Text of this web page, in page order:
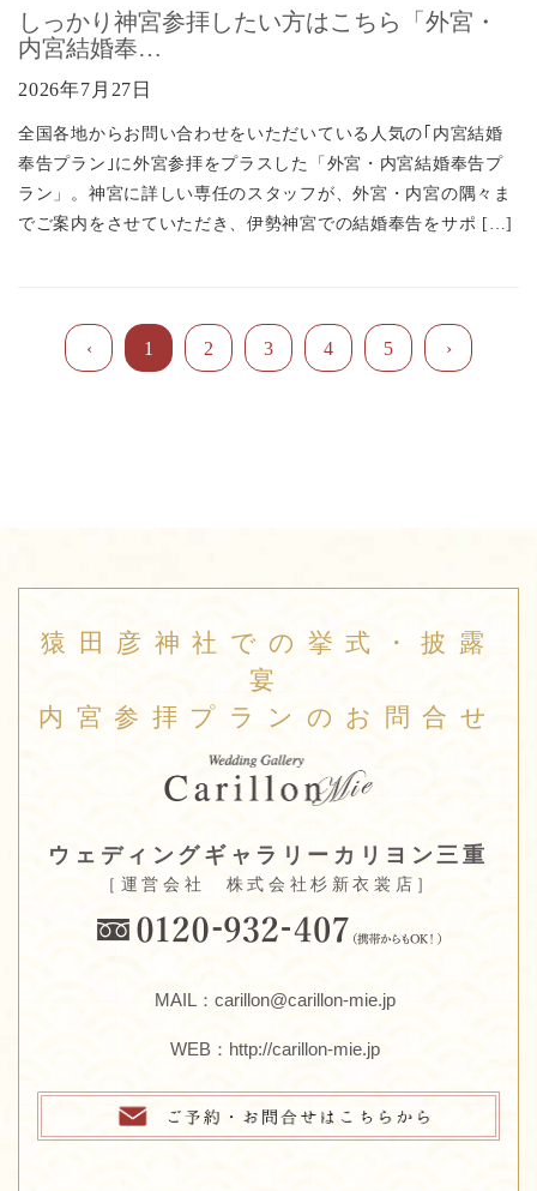
しっかり神宮参拝したい方はこちら「外宮・
内宮結婚奉…
2026年7月27日
全国各地からお問い合わせをいただいている人気の｢内宮結婚
奉告プラン｣に外宮参拝をプラスした「外宮・内宮結婚奉告プ
ラン」。神宮に詳しい専任のスタッフが、外宮・内宮の隅々ま
でご案内をさせていただき、伊勢神宮での結婚奉告をサポ […]
1 2 3 4 5
猿田彦神社での挙式・披露
宴
内宮参拝プランのお問合せ
ウェディングギャラリーカリヨン三重
［運営会社 株式会社杉新衣裳店］
MAIL：carillon@carillon-mie.jp
WEB： http://carillon-mie.jp